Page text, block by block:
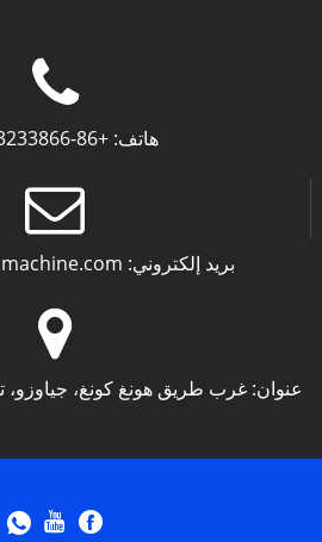
هاتف: +86-13583233866
بريد إلكتروني:
عنوان: غرب طريق هونغ كونغ، جياوزو،